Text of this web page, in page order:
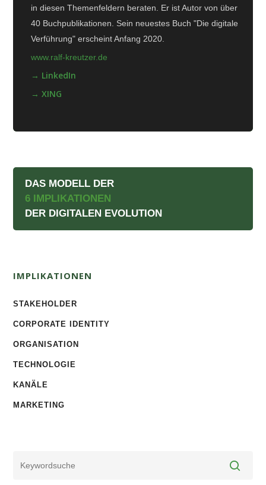
in diesen Themenfeldern beraten. Er ist Autor von über
40 Buchpublikationen. Sein neuestes Buch "Die digitale
Verführung" erscheint Anfang 2020.
www.ralf-kreutzer.de
→ LinkedIn
→ XING
DAS MODELL DER
6 IMPLIKATIONEN
DER DIGITALEN EVOLUTION
IMPLIKATIONEN
STAKEHOLDER
CORPORATE IDENTITY
ORGANISATION
TECHNOLOGIE
KANÄLE
MARKETING